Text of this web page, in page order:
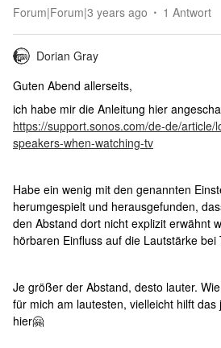
Forum|Forum|3 years ago 1 Antwort
Dorian Gray
Guten Abend allerseits,
ich habe mir die Anleitung hier
https://support.sonos.com/de-de/
speakers-when-watching-tv
Habe ein wenig mit den genannten
herumgespielt und herausgefunden,
den Abstand dort nicht explizit erwähnt
hörbaren Einfluss auf die Lautstärke bei
Je größer der Abstand, desto lauter.
für mich am lautesten, vielleicht hilft
hier🤗